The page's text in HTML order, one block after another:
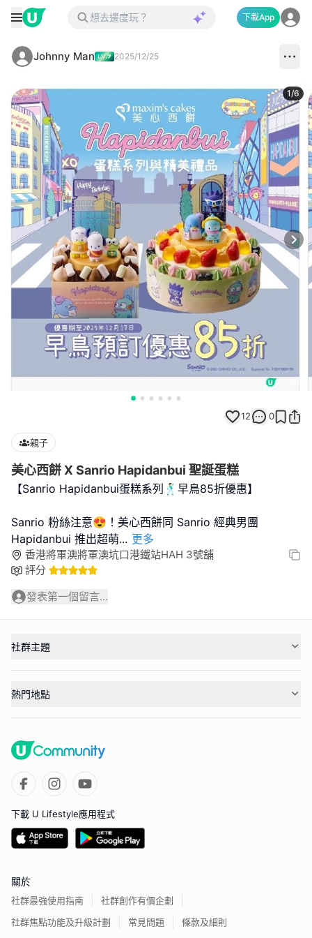
下載App
Johnny Man 2025/12/25
1/6
12 0
親子
美心西餅 X Sanrio Hapidanbui 聖誕蛋糕
【Sanrio Hapidanbui蛋糕系列🕺🏻早鳥85折優惠】
Sanrio 粉絲注意😍！美心西餅同 Sanrio 經典男團
Hapidanbui 推出超萌... 更多
香港將軍澳將軍澳坑口港鐵站HAH 3號舖
評分
發表第一個留言...
社群主題
熱門地點
下載 U Lifestyle應用程式
關於
社群最強使用指南
社群創作有價企劃
社群焦點功能及升級計劃
常見問題 條款及細則